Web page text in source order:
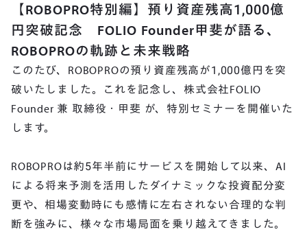
【ROBOPRO特別編】預り資産残高1,000億
円突破記念 FOLIO Founder甲斐が語る、
ROBOPROの軌跡と未来戦略
このたび、ROBOPROの預り資産残高が1,000億円を突
破いたしました。これを記念し、株式会社FOLIO
Founder 兼 取締役・甲斐 が、特別セミナーを開催いた
します。
ROBOPROは約5年半前にサービスを開始して以来、AI
による将来予測を活用したダイナミックな投資配分変
更や、相場変動時にも感情に左右されない合理的な判
断を強みに、様々な市場局面を乗り越えてきました。